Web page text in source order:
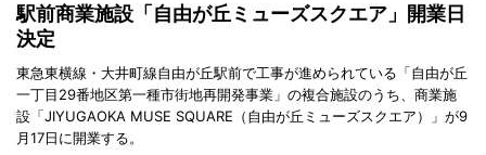
駅前商業施設「自由が丘ミューズスクエア」開業日
決定
東急東横線・大井町線自由が丘駅前で工事が進められている「自由が丘
一丁目29番地区第一種市街地再開発事業」の複合施設のうち、商業施
設「JIYUGAOKA MUSE SQUARE（自由が丘ミューズスクエア）」が9
月17日に開業する。